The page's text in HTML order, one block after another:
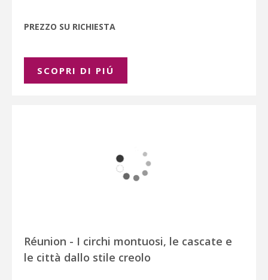
PREZZO SU RICHIESTA
SCOPRI DI PIÚ
Réunion - I circhi montuosi, le cascate e
le città dallo stile creolo